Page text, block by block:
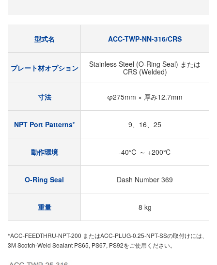
型式名 ACC-TWP-NN-316/CRS
プレート材オプション
Stainless Steel (O-Ring Seal) または
CRS (Welded)
寸法 φ275mm × 厚み12.7mm
NPT Port Patterns* 9、16、25
動作環境 -40℃ ～ +200℃
O-Ring Seal Dash Number 369
重量 8 kg
*ACC-FEEDTHRU-NPT-200 またはACC-PLUG-0.25-NPT-SSの取付けには、
3M Scotch-Weld Sealant PS65, PS67, PS92をご使用ください。